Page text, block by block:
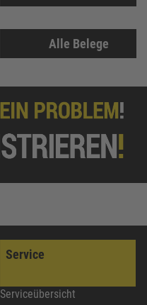
Alle Belege
Service
Serviceübersicht